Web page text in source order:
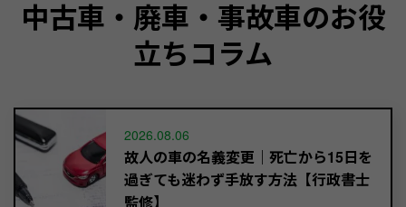
中古車・廃車・事故車のお役
立ちコラム
2026.08.06
故人の車の名義変更｜死亡から15日を
過ぎても迷わず手放す方法【行政書士
監修】